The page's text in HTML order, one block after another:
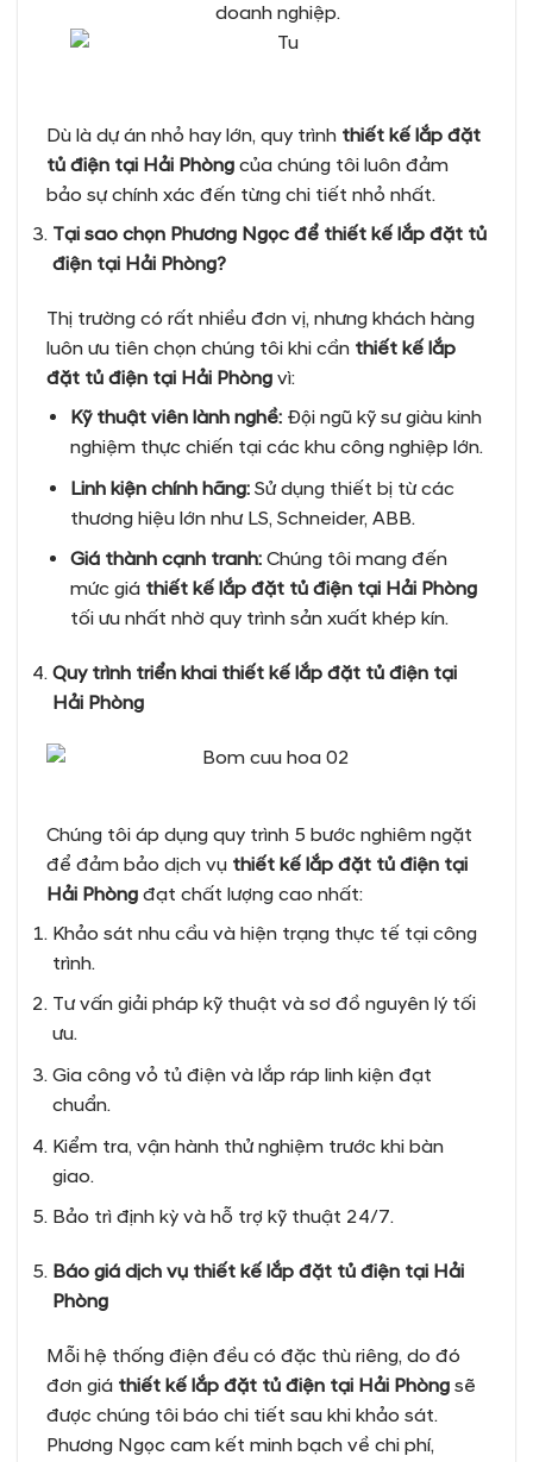
doanh nghiệp.
Dù là dự án nhỏ hay lớn, quy trình thiết kế lắp đặt
tủ điện tại Hải Phòng của chúng tôi luôn đảm
bảo sự chính xác đến từng chi tiết nhỏ nhất.
Tại sao chọn Phương Ngọc để thiết kế lắp đặt tủ
điện tại Hải Phòng?
Thị trường có rất nhiều đơn vị, nhưng khách hàng
luôn ưu tiên chọn chúng tôi khi cần thiết kế lắp
đặt tủ điện tại Hải Phòng vì:
Kỹ thuật viên lành nghề:Đội ngũ kỹ sư giàu kinh
nghiệm thực chiến tại các khu công nghiệp lớn.
Linh kiện chính hãng:Sử dụng thiết bị từ các
thương hiệu lớn như LS, Schneider, ABB.
Giá thành cạnh tranh:Chúng tôi mang đến
mức giá thiết kế lắp đặt tủ điện tại Hải Phòng
tối ưu nhất nhờ quy trình sản xuất khép kín.
Quy trình triển khai thiết kế lắp đặt tủ điện tại
Hải Phòng
Chúng tôi áp dụng quy trình 5 bước nghiêm ngặt
để đảm bảo dịch vụ thiết kế lắp đặt tủ điện tại
Hải Phòng đạt chất lượng cao nhất:
Khảo sát nhu cầu và hiện trạng thực tế tại công
trình.
Tư vấn giải pháp kỹ thuật và sơ đồ nguyên lý tối
ưu.
Gia công vỏ tủ điện và lắp ráp linh kiện đạt
chuẩn.
Kiểm tra, vận hành thử nghiệm trước khi bàn
giao.
Bảo trì định kỳ và hỗ trợ kỹ thuật 24/7.
Báo giá dịch vụ thiết kế lắp đặt tủ điện tại Hải
Phòng
Mỗi hệ thống điện đều có đặc thù riêng, do đó
đơn giá thiết kế lắp đặt tủ điện tại Hải Phòng sẽ
được chúng tôi báo chi tiết sau khi khảo sát.
Phương Ngọc cam kết minh bạch về chi phí,